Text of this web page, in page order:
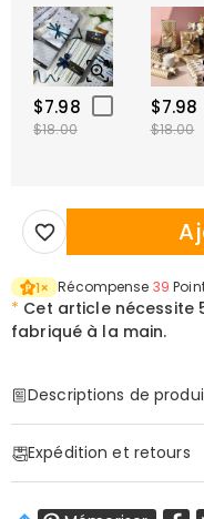
$7.98
$18.00
$7.98
$18.00
1× Récompense 39
* Cet article nécessite
fabriqué à la main.
Descriptions de
Expédition et retours